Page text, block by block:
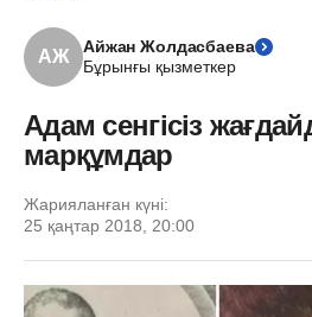
АЖ
Айжан Жолдасбаева
Бұрынғы қызметкер
Адам сенгісіз
марқұмдар
Жарияланған күні:
25 қаңтар 2018, 20:00